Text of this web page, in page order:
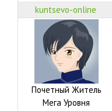
kuntsevo-online
Почетный Житель
Мега Уровня